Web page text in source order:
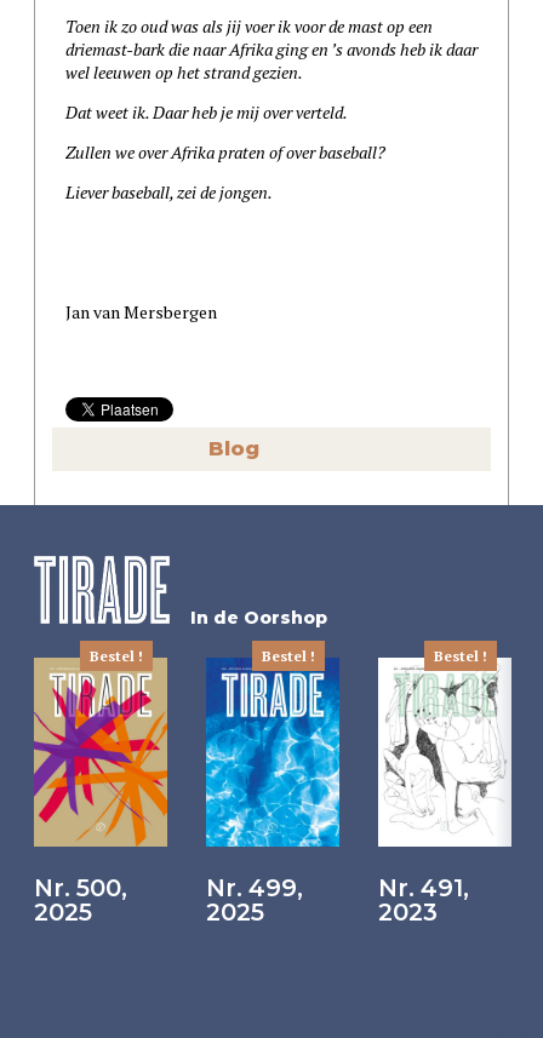
Toen ik zo oud was als jij voer ik voor de mast op een
driemast-bark die naar Afrika ging en ’s avonds heb ik daar
wel leeuwen op het strand gezien.
Dat weet ik. Daar heb je mij over verteld.
Zullen we over Afrika praten of over baseball?
Liever baseball, zei de jongen.
Jan van Mersbergen
Blog
In de Oorshop
Bestel !
Nr. 500,
2025
Bestel !
Nr. 499,
2025
Bestel !
Nr. 491,
2023